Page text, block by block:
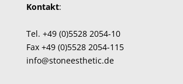
Kontakt:
Tel. +49 (0)5528 2054-10
Fax +49 (0)5528 2054-115
info@stoneesthetic.de